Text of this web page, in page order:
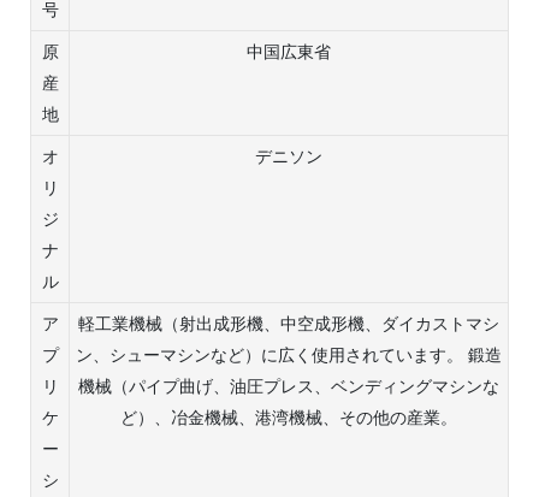
号
原
産
地
中国広東省
オ
リ
ジ
ナ
ル
デニソン
ア
プ
リ
ケ
ー
シ
軽工業機械（射出成形機、中空成形機、ダイカストマシ
ン、シューマシンなど）に広く使用されています。 鍛造
機械（パイプ曲げ、油圧プレス、ベンディングマシンな
ど）、冶金機械、港湾機械、その他の産業。